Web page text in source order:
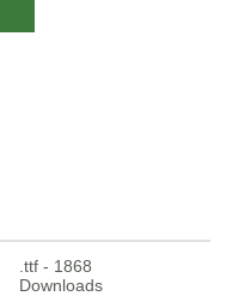
.ttf - 1868
Downloads